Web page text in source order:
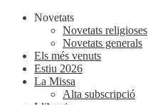
Novetats
Novetats religioses
Novetats generals
Els més venuts
Estiu 2026
La Missa
Alta subscripció